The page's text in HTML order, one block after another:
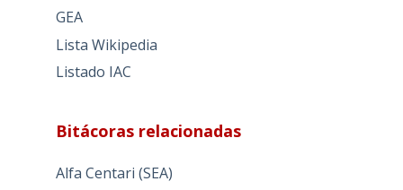
GEA
Lista Wikipedia
Listado IAC
Bitácoras relacionadas
Alfa Centari (SEA)